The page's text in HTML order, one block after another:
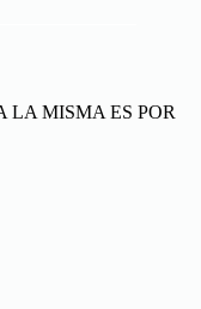
MISMA ES POR